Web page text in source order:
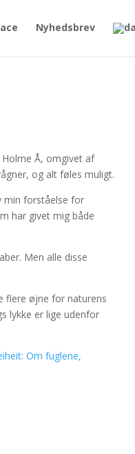
Nyhedsbrev
Å, omgivet af
og alt føles muligt.
min forståelse for
har givet mig både
Men alle disse
flere øjne for naturens
lykke er lige udenfor
Om fuglene,